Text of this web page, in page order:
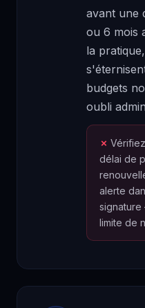
avant une
ou 6 mois
la
budgets
oubli
délai de
alerte
limite de